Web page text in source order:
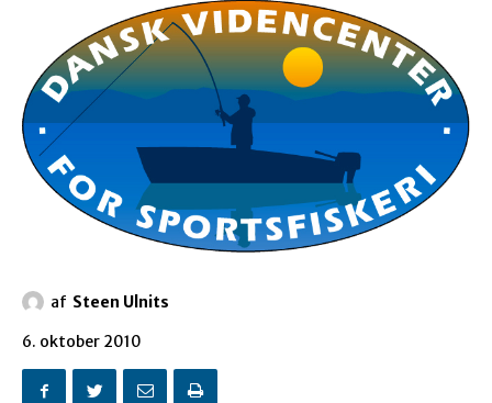
af Steen Ulnits
6. oktober 2010